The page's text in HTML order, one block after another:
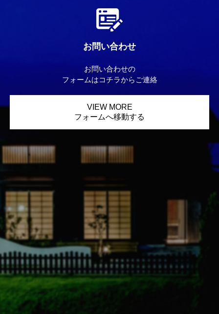
お問い合わせ
お問い合わせの
フォームはコチラからご連絡
VIEW MORE
フォームへ移動する